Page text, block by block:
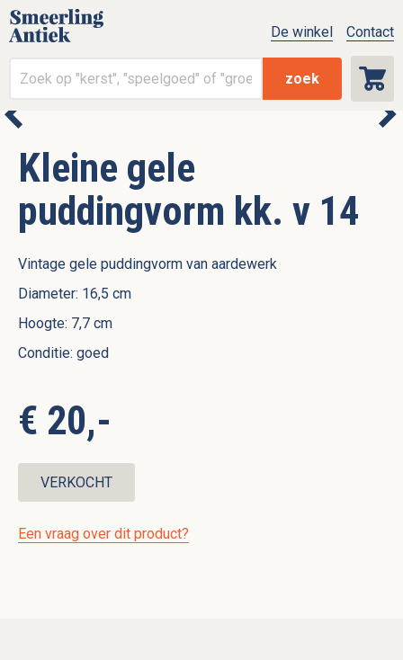
zoek
De winkel Contact
Kleine gele
puddingvorm kk. v 14
Vintage gele puddingvorm van aardewerk
Diameter: 16,5 cm
Hoogte: 7,7 cm
Conditie: goed
€ 20,-
VERKOCHT
Een vraag over dit product?